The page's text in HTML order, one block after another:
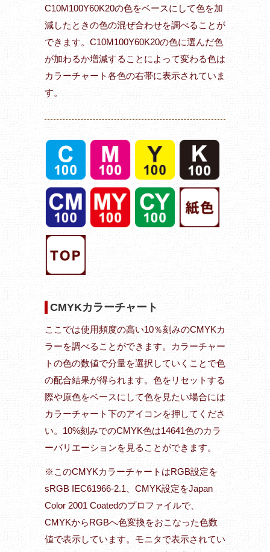
C10M100Y60K20の色をベースにして色を加
減したときの色の混ぜ合わせを調べることが
できます。C10M100Y60K20の色に選んだ色
が加わるか増減することによって変わる色は
カラーチャート各色の右帯に表示されていま
す。
CMYKカラーチャート
ここでは使用頻度の高い10％刻みのCMYKカ
ラーを調べることができます。カラーチャー
トの色の数値で分量を選択していくことで色
の配合結果が得られます。色をリセットする
際や原色をベースにして色を見たい場合には
カラーチャート下のアイコンを押してくださ
い。10%刻みでのCMYK色は14641色のカラ
ーバリエーションを見ることができます。
※このCMYKカラーチャートはRGB設定を
sRGB IEC61966-2.1、CMYK設定をJapan
Color 2001 Coatedのプロファイルで、
CMYKからRGBへ色変換をおこなった色数
値で表示しています。モニタで表示されてい